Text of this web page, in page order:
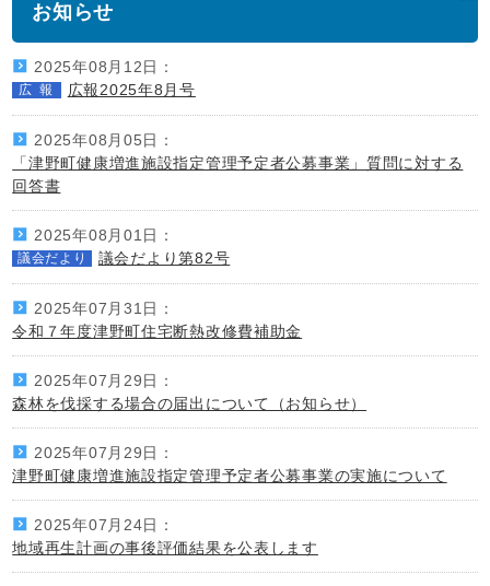
お知らせ
2025年08月12日：
広報 広報2025年8月号
2025年08月05日：
「津野町健康増進施設指定管理予定者公募事業」質問に対する
回答書
2025年08月01日：
議会だより 議会だより第82号
2025年07月31日：
令和７年度津野町住宅断熱改修費補助金
2025年07月29日：
森林を伐採する場合の届出について（お知らせ）
2025年07月29日：
津野町健康増進施設指定管理予定者公募事業の実施について
2025年07月24日：
地域再生計画の事後評価結果を公表します